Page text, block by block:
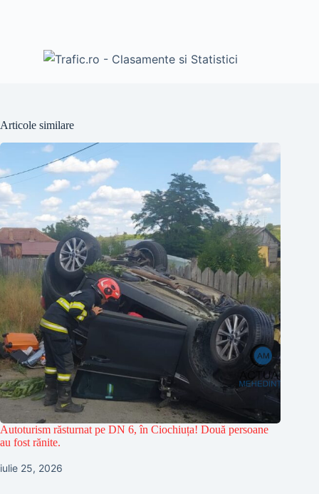
Articole similare
Autoturism răsturnat pe DN 6, în Ciochiuța! Două persoane
au fost rănite.
iulie 25, 2026